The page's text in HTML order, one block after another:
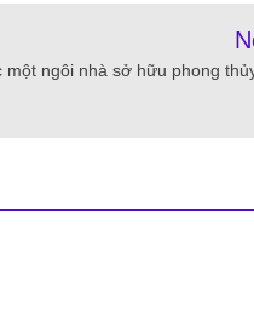
một ngôi nhà sở hữu phong